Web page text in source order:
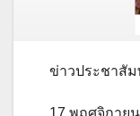
ข่าวประชาสั